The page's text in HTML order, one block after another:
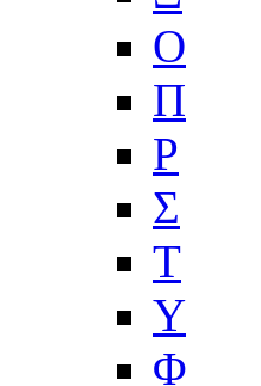
Ο
Π
Ρ
Σ
Τ
Υ
Φ